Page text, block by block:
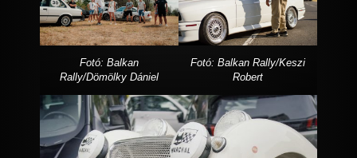
Fotó: Balkan
Rally/Dömölky Dániel
Fotó: Balkan Rally/Keszi
Robert